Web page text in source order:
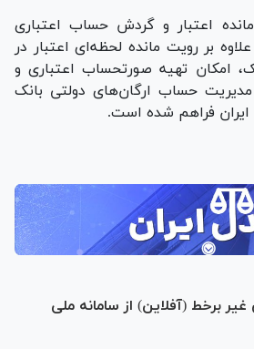
اعتبار و گردش حساب اعتباری
بر رویت مانده لحظه‌ای اعتبار در
امکان تهیه صورتحساب اعتباری و
حساب ارگان‌های دولتی بانک
فراهم شده است.
غیر برخط (آفلاین) از سامانه ملی